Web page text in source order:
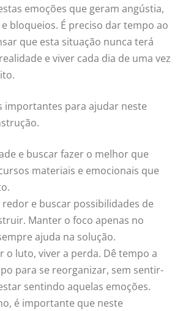
emoções que geram angústia,
bloqueios. É preciso dar tempo ao
que esta situação nunca terá
e viver cada dia de uma vez
importantes para ajudar neste
e buscar fazer o melhor que
materiais e emocionais que
e buscar possibilidades de
Manter o foco apenas no
ajuda na solução.
o luto, viver a perda. Dê tempo a
para se reorganizar, sem sentir-
sentindo aquelas emoções.
é importante que neste